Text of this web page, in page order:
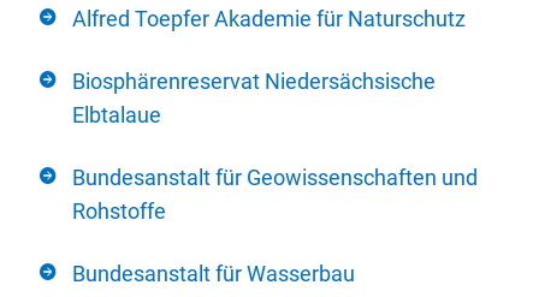
Alfred Toepfer Akademie für Naturschutz
Biosphärenreservat Niedersächsische
Elbtalaue
Bundesanstalt für Geowissenschaften und
Rohstoffe
Bundesanstalt für Wasserbau